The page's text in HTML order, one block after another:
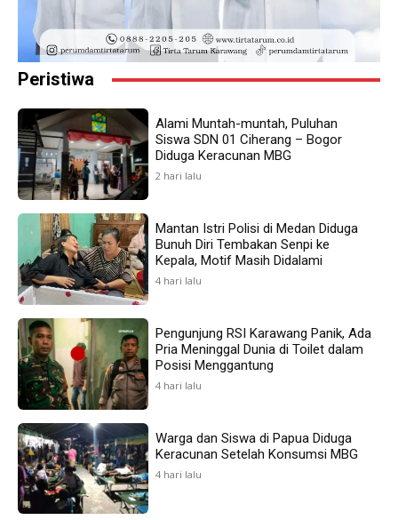
Peristiwa
Alami Muntah-muntah, Puluhan
Siswa SDN 01 Ciherang – Bogor
Diduga Keracunan MBG
2 hari lalu
Mantan Istri Polisi di Medan Diduga
Bunuh Diri Tembakan Senpi ke
Kepala, Motif Masih Didalami
4 hari lalu
Pengunjung RSI Karawang Panik, Ada
Pria Meninggal Dunia di Toilet dalam
Posisi Menggantung
4 hari lalu
Warga dan Siswa di Papua Diduga
Keracunan Setelah Konsumsi MBG
4 hari lalu